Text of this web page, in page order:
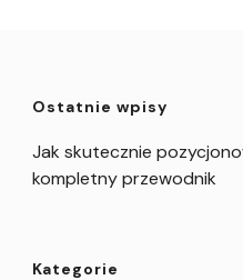
Ostatnie wpisy
Jak skutecznie
kompletny przewodnik
Kategorie